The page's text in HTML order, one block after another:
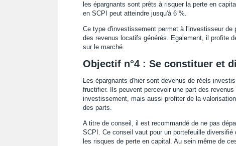
les épargnants sont prêts à risquer la perte en
en SCPI peut atteindre jusqu'à 6 %.
Ce type d'investissement permet à l'investisseur
des revenus locatifs générés. Egalement, il profite
sur le marché.
Objectif n°4 : Se constituer et
Les épargnants d'hier sont devenus de réels
fructifier. Ils peuvent percevoir une part des
investissement, mais aussi profiter de la
des parts.
A titre de conseil, il est recommandé de ne pas
SCPI. Ce conseil vaut pour un portefeuille
les risques de perte en capital. Au sein même de